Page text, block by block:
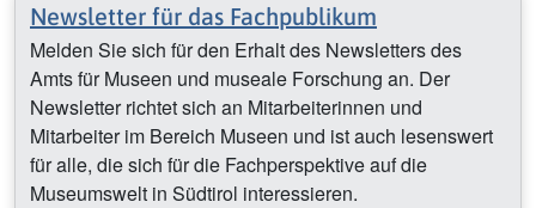
Newsletter für das Fachpublikum
Melden Sie sich für den Erhalt des Newsletters des
Amts für Museen und museale Forschung an. Der
Newsletter richtet sich an Mitarbeiterinnen und
Mitarbeiter im Bereich Museen und ist auch lesenswert
für alle, die sich für die Fachperspektive auf die
Museumswelt in Südtirol interessieren.